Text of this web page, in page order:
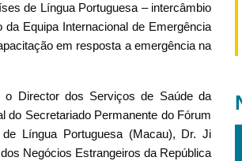
de Língua Portuguesa – intercâmbio
Equipa Internacional de Emergência
em resposta a emergência na
o Director dos Serviços de Saúde da
do Secretariado Permanente do Fórum
Língua Portuguesa (Macau), Dr. Ji
Negócios Estrangeiros da República